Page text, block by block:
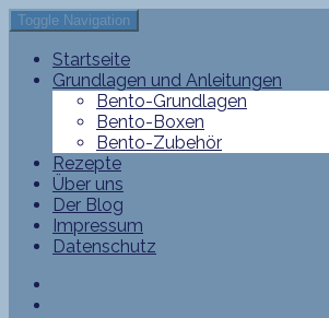
Toggle Navigation
Startseite
Grundlagen und Anleitungen
Bento-Grundlagen
Bento-Boxen
Bento-Zubehör
Rezepte
Über uns
Der Blog
Impressum
Datenschutz